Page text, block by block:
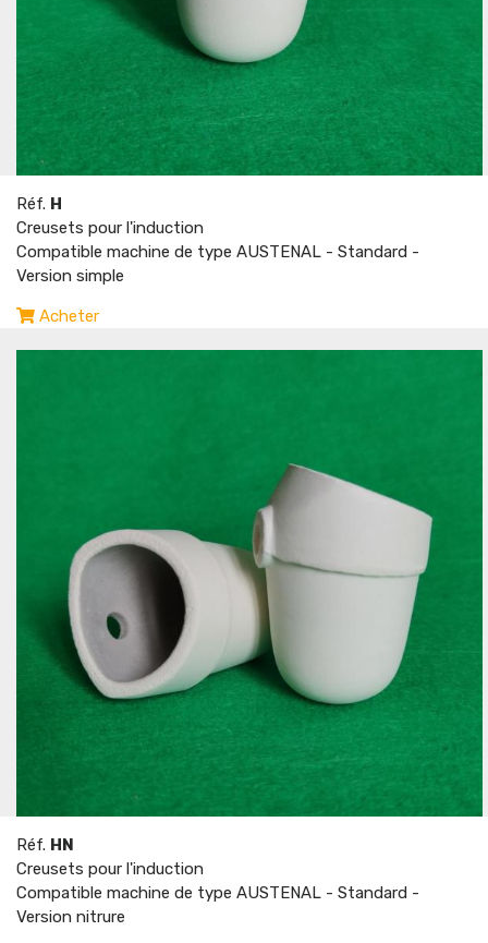
Réf. H
Creusets pour l'induction
Compatible machine de type AUSTENAL - Standard -
Version simple
Acheter
Réf. HN
Creusets pour l'induction
Compatible machine de type AUSTENAL - Standard -
Version nitrure